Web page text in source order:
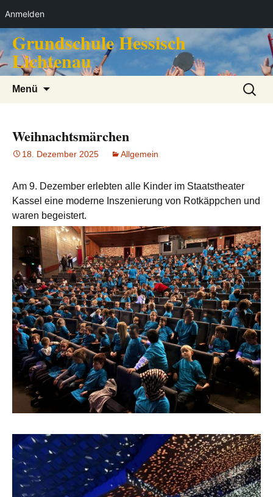
Anmelden
Zum
Inhalt
springen
Grundschule Hessisch
Lichtenau
Menü
Suchen
nach:
Weihnachtsmärchen
18. Dezember 2025 Allgemein
Am 9. Dezember erlebten alle Kinder im Staatstheater
Kassel eine moderne Inszenierung von Rotkäppchen und
waren begeistert.